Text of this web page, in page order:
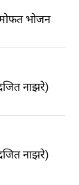
मोफत भोजन
नाझरे)
नाझरे)